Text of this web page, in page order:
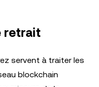
retrait
servent à traiter les
blockchain